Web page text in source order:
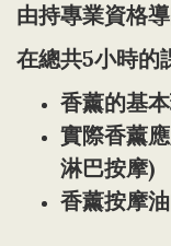
由持專業資格
在總共5小時的
香薰的基
實際香薰
淋巴按摩)
香薰按摩